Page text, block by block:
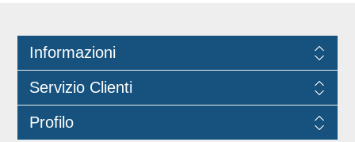
destinati a venire in contatto con le
Informazioni
Servizio Clienti
Profilo